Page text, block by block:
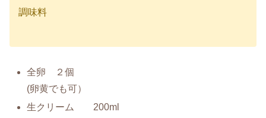
調味料
全卵 ２個
(卵黄でも可）
生クリーム 200ml